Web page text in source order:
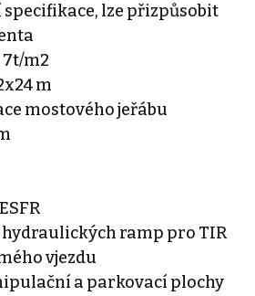
lze přizpůsobit
m2
m
mostového jeřábu
ramp pro TIR
vjezdu
a parkovací plochy